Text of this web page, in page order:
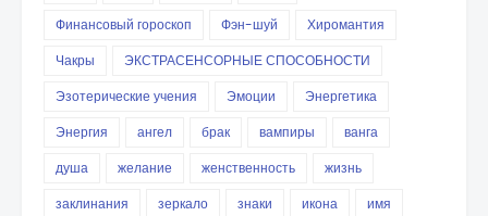
Финансовый гороскоп
Фэн-шуй
Хиромантия
Чакры
ЭКСТРАСЕНСОРНЫЕ СПОСОБНОСТИ
Эзотерические учения
Эмоции
Энергетика
Энергия
ангел брак вампиры
ванга
душа
желание женственность
жизнь
заклинания
зеркало знаки икона
имя